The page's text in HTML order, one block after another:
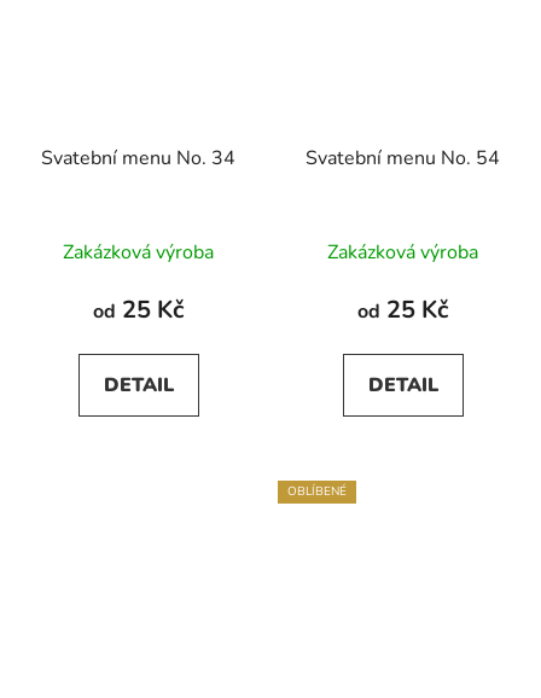
Svatební menu No. 34
Zakázková výroba
od 25 Kč
DETAIL
Svatební menu No. 54
Zakázková výroba
od 25 Kč
DETAIL
OBLÍBENÉ